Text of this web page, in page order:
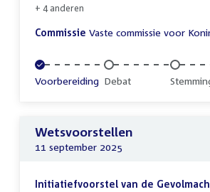
+ 4 anderen
Commissie Vaste commissie voor
Voltooid:
Voorbereiding Onvoltooid:
Debat
Wetsvoorstellen
11 september 2025
Initiatiefvoorstel van de